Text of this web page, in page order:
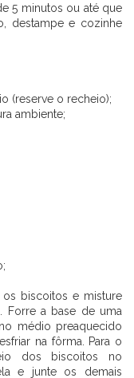
5 minutos ou até que
destampe e cozinhe
(reserve o recheio);
ambiente;
os biscoitos e misture
Forre a base de uma
médio preaquecido
na fôrma. Para o
dos biscoitos no
e junte os demais